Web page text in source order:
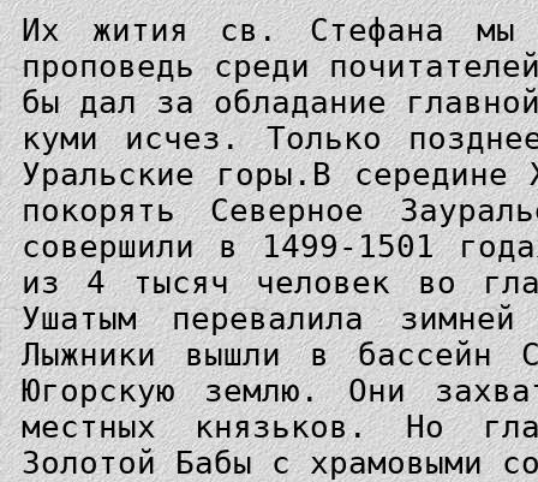
Их жития св. Стефана мы
проповедь среди
бы дал за обладание
куми исчез. Только
Уральские горы.В середине
покорять Северное
совершили в 1499-1501
из 4 тысяч человек во
Ушатым перевалила
Лыжники вышли в бассейн
Югорскую землю. Они
местных князьков. Но
Золотой Бабы с храмовыми